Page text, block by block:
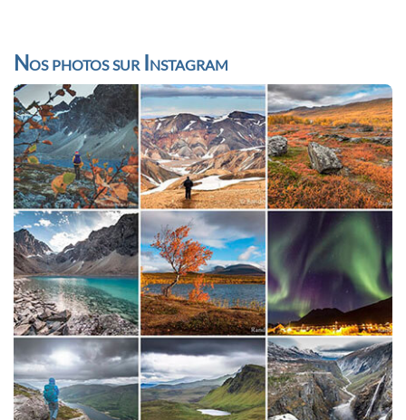
Nos photos sur Instagram